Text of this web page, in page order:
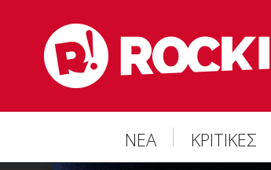
ΝΕΑ ΚΡΙΤΙΚΕΣ